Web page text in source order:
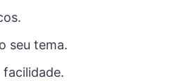
seu tema.